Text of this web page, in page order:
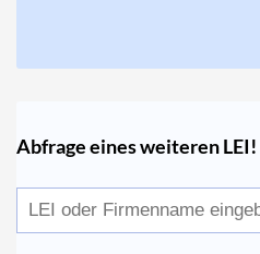
Abfrage eines weiteren LEI!